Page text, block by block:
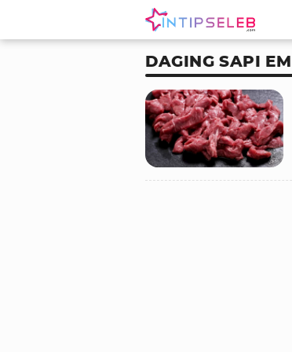
DAGING SAPI